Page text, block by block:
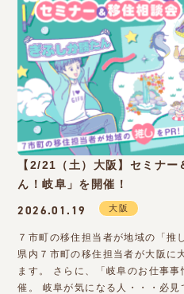
【2/21（土）大阪】セミナ
ん！岐阜」を開催！
2026.01.19 大阪
７市町の移住担当者が地域の「推
県内７市町の移住担当者が大阪に
ます。 さらに、「岐阜のお仕事
催。 岐阜が気になる人・・・必見